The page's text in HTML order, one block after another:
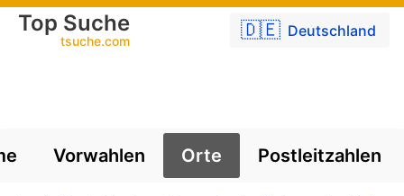
🇩🇪 Deutschland
Top Suche
tsuche.com
Vorwahlen Orte Postleitzahlen